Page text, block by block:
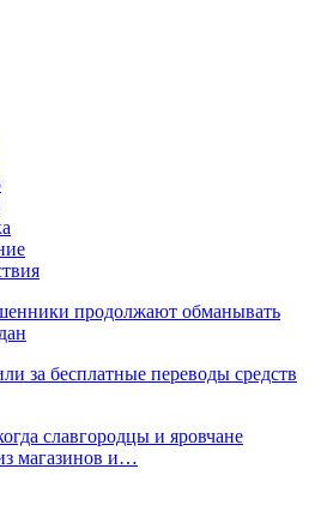
продолжают обманывать
за бесплатные переводы средств
славгородцы и яровчане
магазинов и…